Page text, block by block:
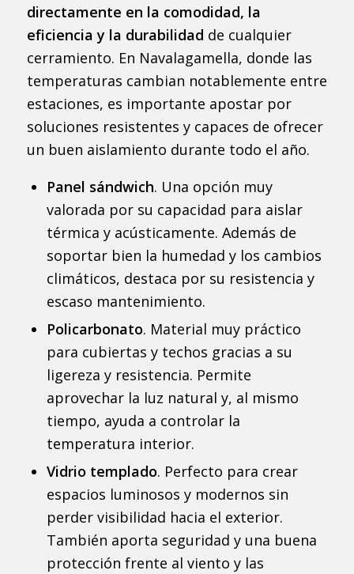
directamente en la comodidad, la
eficiencia y la durabilidad de cualquier
cerramiento. En Navalagamella, donde las
temperaturas cambian notablemente entre
estaciones, es importante apostar por
soluciones resistentes y capaces de ofrecer
un buen aislamiento durante todo el año.
Panel sándwich. Una opción muy
valorada por su capacidad para aislar
térmica y acústicamente. Además de
soportar bien la humedad y los cambios
climáticos, destaca por su resistencia y
escaso mantenimiento.
Policarbonato. Material muy práctico
para cubiertas y techos gracias a su
ligereza y resistencia. Permite
aprovechar la luz natural y, al mismo
tiempo, ayuda a controlar la
temperatura interior.
Vidrio templado. Perfecto para crear
espacios luminosos y modernos sin
perder visibilidad hacia el exterior.
También aporta seguridad y una buena
protección frente al viento y las